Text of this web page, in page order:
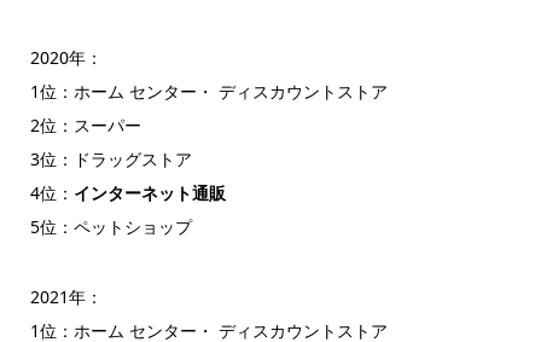
2020年：
1位：ホーム センター・ ディスカウントストア
2位：スーパー
3位：ドラッグストア
4位： インターネット通販
5位：ペットショップ
2021年：
1位：ホーム センター・ ディスカウントストア